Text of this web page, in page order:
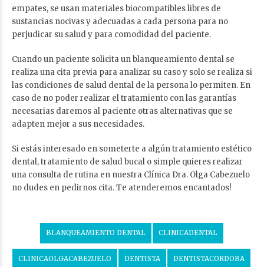
empates, se usan materiales biocompatibles libres de
sustancias nocivas y adecuadas a cada persona para no
perjudicar su salud y para comodidad del paciente.
Cuando un paciente solicita un blanqueamiento dental se
realiza una cita previa para analizar su caso y solo se realiza si
las condiciones de salud dental de la persona lo permiten. En
caso de no poder realizar el tratamiento con las garantías
necesarias daremos al paciente otras alternativas que se
adapten mejor a sus necesidades.
Si estás interesado en someterte a algún tratamiento estético
dental, tratamiento de salud bucal o simple quieres realizar
una consulta de rutina en nuestra Clínica Dra. Olga Cabezuelo
no dudes en pedirnos cita. Te atenderemos encantados!
BLANQUEAMIENTO DENTAL CLINICADENTAL
CLINICAOLGACABEZUELO DENTISTA DENTISTACORDOBA